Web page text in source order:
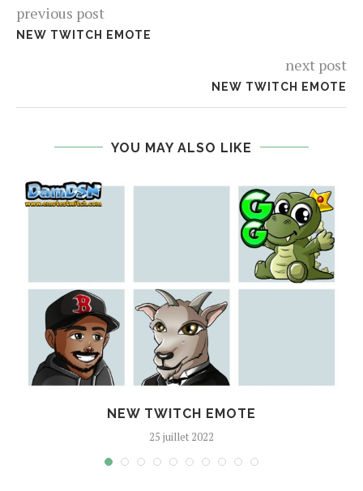
previous post
NEW TWITCH EMOTE
next post
NEW TWITCH EMOTE
YOU MAY ALSO LIKE
NEW TWITCH EMOTE
25 juillet 2022